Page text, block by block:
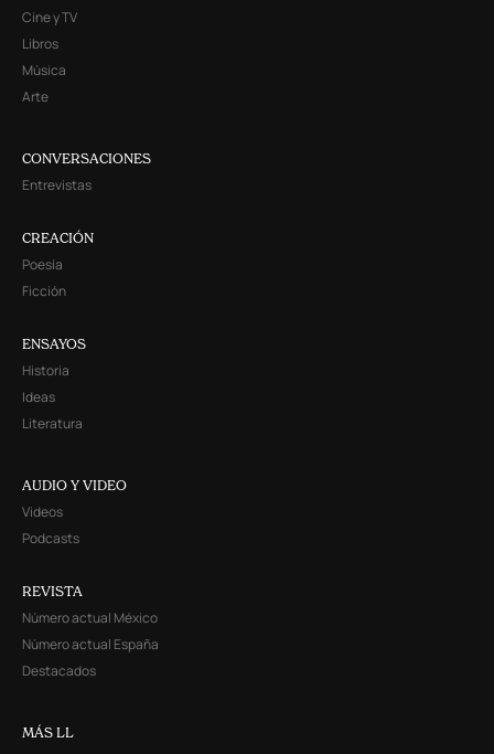
Cine y TV
Libros
Música
Arte
CONVERSACIONES
Entrevistas
CREACIÓN
Poesía
Ficción
ENSAYOS
Historia
Ideas
Literatura
AUDIO Y VIDEO
Videos
Podcasts
REVISTA
Número actual México
Número actual España
Destacados
MÁS LL